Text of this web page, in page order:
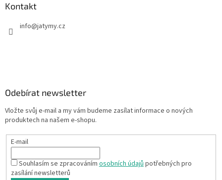
Kontakt
info@jatymy.cz
Odebírat newsletter
Vložte svůj e-mail a my vám budeme zasílat informace o nových
produktech na našem e-shopu.
E-mail
Souhlasím se zpracovánímosobních údajůpotřebných pro
zasílání newsletterů